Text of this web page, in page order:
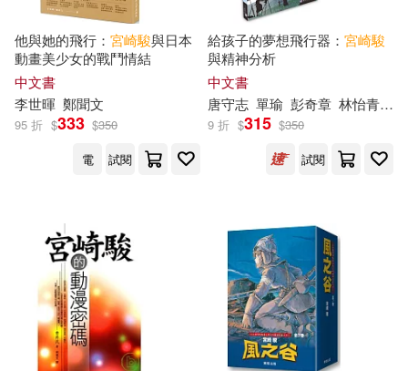
他與她的飛行： 宮崎駿與日本
動畫美少女的戰鬥情結
中文書
李世暉 鄭聞文
95 折 $333 $350
電
試閱
給孩子的夢想飛行器： 宮崎駿
與精神分析
中文書
唐守志 單瑜 彭奇章 林怡青 王
9 折 $315 $350
試閱